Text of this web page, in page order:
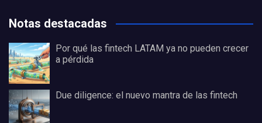
Notas destacadas
Por qué las fintech LATAM ya no pueden crecer
a pérdida
Due diligence: el nuevo mantra de las fintech